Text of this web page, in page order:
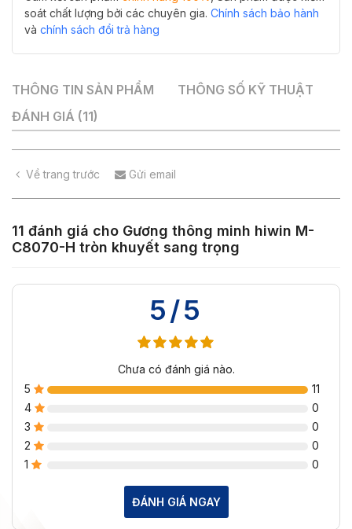
lượng
soát chất lượng bởi các chuyên gia. Chính sách bảo hành
và chính sách đổi trả hàng
THÔNG TIN SẢN PHẨM
THÔNG SỐ KỸ THUẬT
ĐÁNH GIÁ (11)
Về trang trước Gửi email
11 đánh giá cho Gương thông minh hiwin M-
C8070-H tròn khuyết sang trọng
5/5
Chưa có đánh giá nào.
5
11
4
0
3
0
2
0
1
0
ĐÁNH GIÁ NGAY